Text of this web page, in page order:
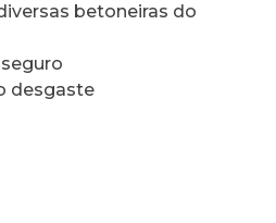
betoneiras do
desgaste